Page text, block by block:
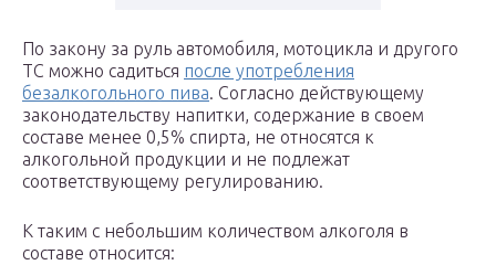
По закону за руль автомобиля, мотоцикла и другого
ТС можно садиться после употребления
безалкогольного пива. Согласно действующему
законодательству напитки, содержание в своем
составе менее 0,5% спирта, не относятся к
алкогольной продукции и не подлежат
соответствующему регулированию.
К таким с небольшим количеством алкоголя в
составе относится: